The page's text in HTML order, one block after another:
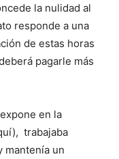
la nulidad al
responde a una
de estas horas
pagarle más
en la
trabajaba
mantenía un